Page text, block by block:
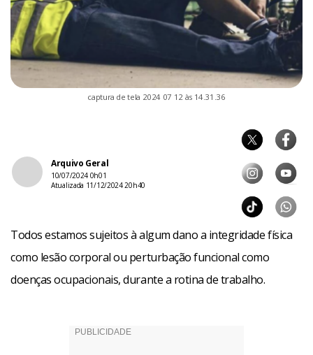
captura de tela 2024 07 12 às 14.31.36
Arquivo Geral
10/07/2024 0h01
Atualizada 11/12/2024 20h40
Todos estamos sujeitos à algum dano a integridade física
como lesão corporal ou perturbação funcional como
doenças ocupacionais, durante a rotina de trabalho.